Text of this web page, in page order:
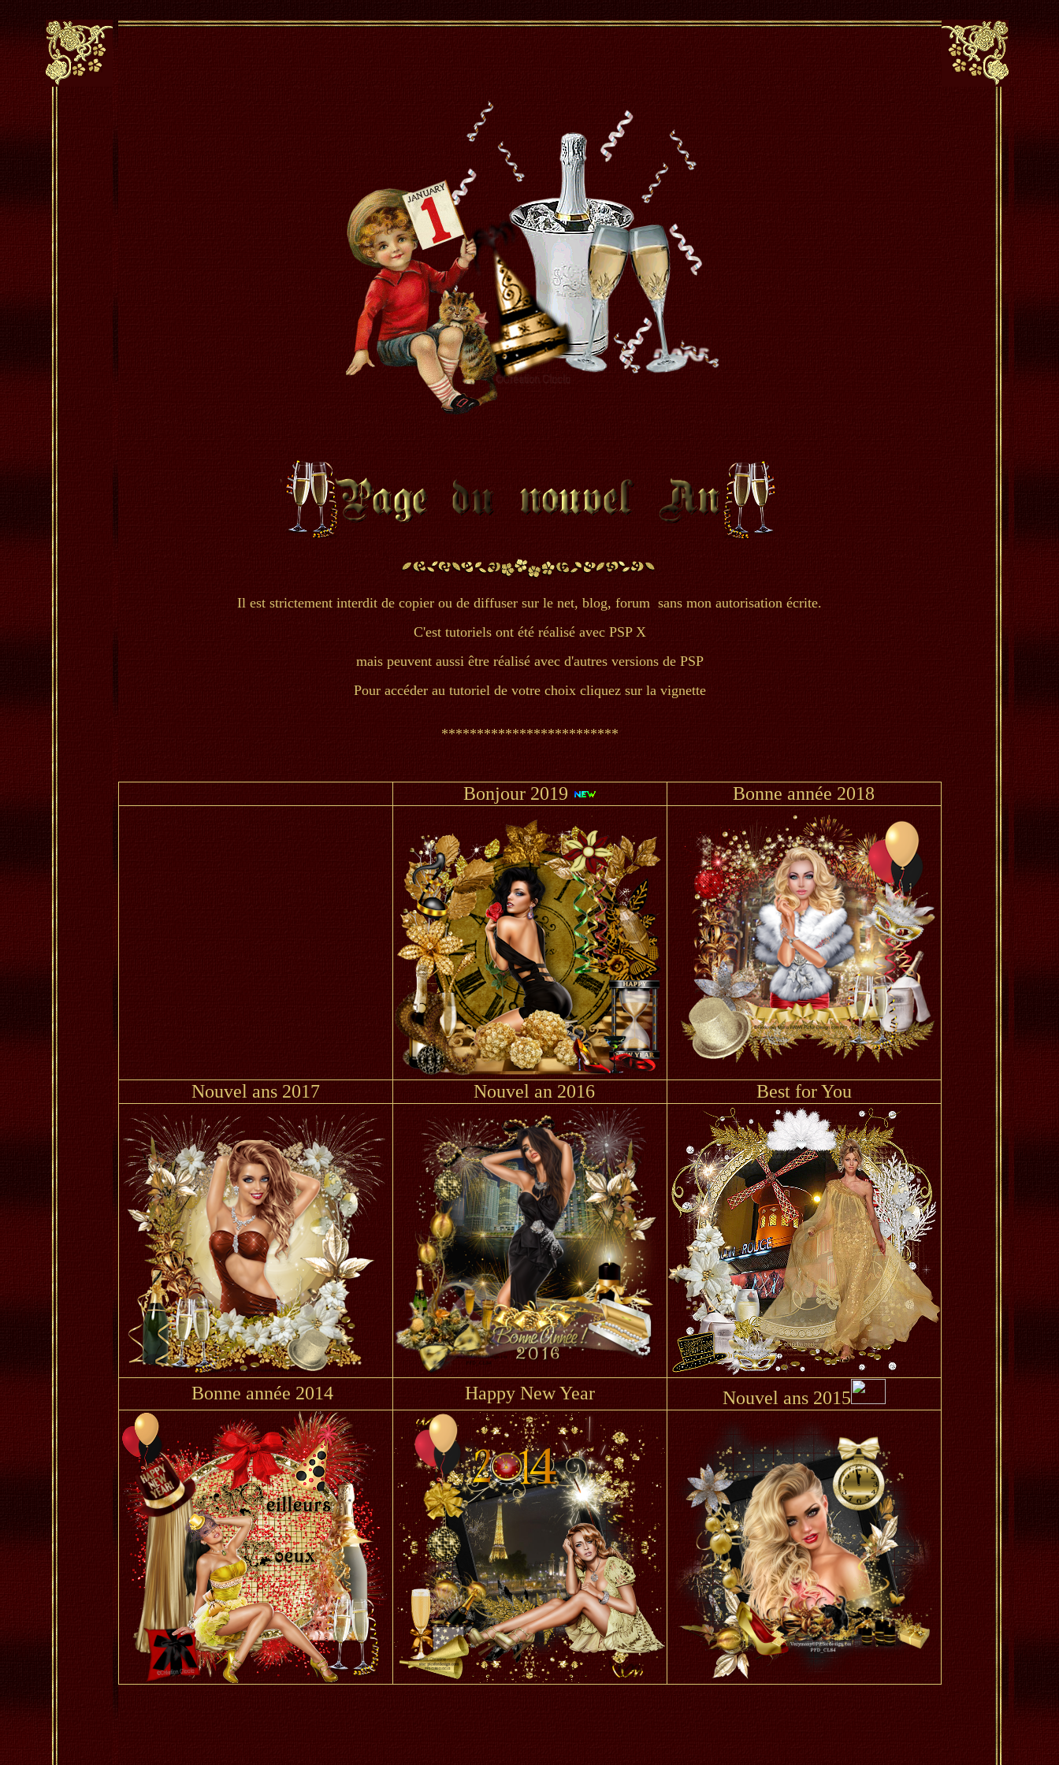
Il est strictement interdit de copier ou de diffuser sur le net, blog, forum sans mon autorisation écrite.
C'est tutoriels ont été réalisé avec PSP X
mais peuvent aussi être réalisé avec d'autres versions de PSP
Pour accéder au tutoriel de votre choix cliquez sur la vignette
*************************
Bonjour 2019 Bonne année 2018
Nouvel ans 2017 Nouvel an 2016 Best for You
Bonne année 2014 Happy New Year Nouvel ans 2015